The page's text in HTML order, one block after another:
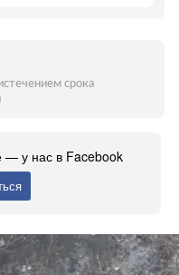
срока
— у нас в Facebook